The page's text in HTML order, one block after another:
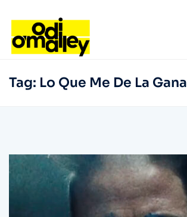
Tag: Lo Que Me De La Gana